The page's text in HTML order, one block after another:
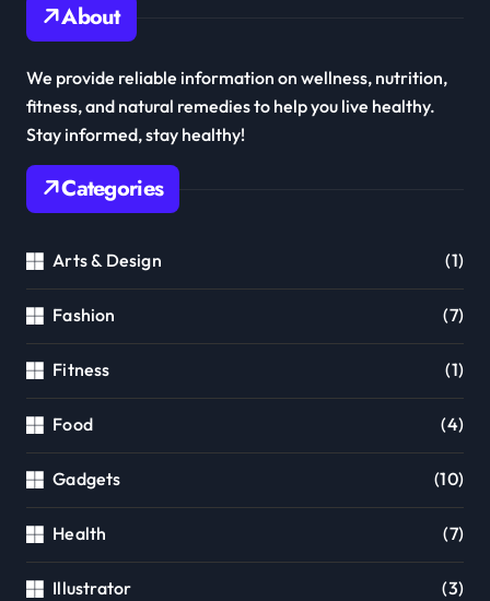
About
We provide reliable information on wellness, nutrition,
fitness, and natural remedies to help you live healthy.
Stay informed, stay healthy!
Categories
Arts & Design (1)
Fashion (7)
Fitness (1)
Food (4)
Gadgets (10)
Health (7)
Illustrator (3)